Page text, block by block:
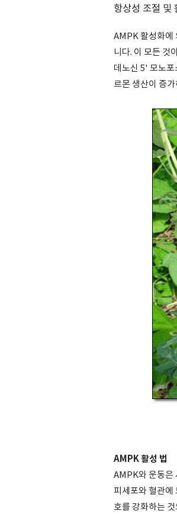
항상성 조절 및
AMPK 활성화에
니다. 이 모든 것
데노신 5' 모노포
르몬 생산이 증
AMPK 활성 법
AMPK와 운동은
피세포와 혈관에
호를 강화하는